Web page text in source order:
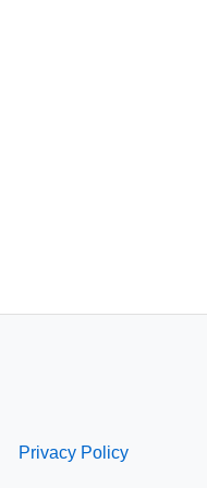
Privacy Policy